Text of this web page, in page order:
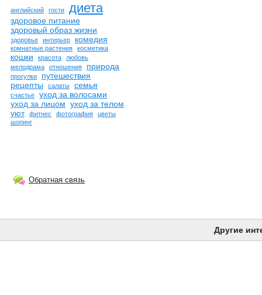
английский гости диета
здоровое питание
здоровый образ жизни
здоровье интерьер комедия
комнатные растения косметика
кошки красота
любовь
мелодрама
отношения природа
прогулки
путешествия
рецепты
салаты семья
счастье
уход за волосами
уход за лицом уход за телом
уют
фитнес фотография
цветы
шопинг
Обратная связь
Другие